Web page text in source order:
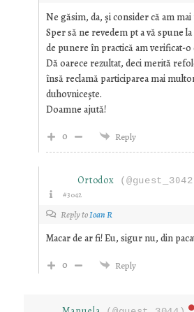
Ne găsim, da, și consider că am mai
Sper să ne revedem pt a vă spune la
de punere în practică am verificat-
Dă oarece rezultat, deci merită
însă reclamă participarea mai
duhovnicește.
Doamne ajută!
0
Reply
Ortodox
#3042
Reply toIoan R
Macar de ar fi! Eu, sigur nu, din
0
Reply